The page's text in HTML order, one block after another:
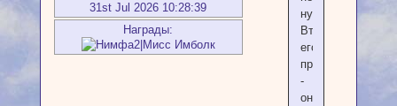
31st Jul 2026 10:28:39
Награды:
нужно.
Второе
его
преимущество
-
он